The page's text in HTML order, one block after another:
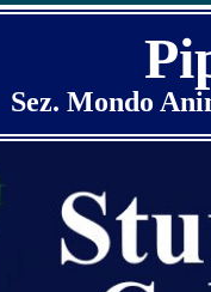
Sez. Mondo